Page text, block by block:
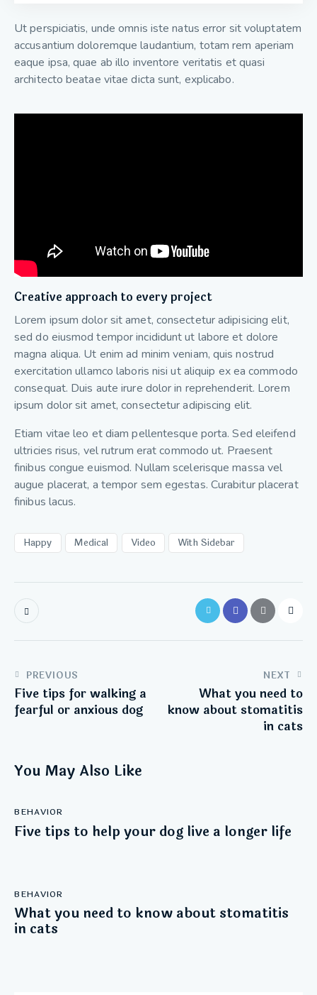
Ut perspiciatis, unde omnis iste natus error sit voluptatem
accusantium doloremque laudantium, totam rem aperiam
eaque ipsa, quae ab illo inventore veritatis et quasi
architecto beatae vitae dicta sunt, explicabo.
Creative approach to every project
Lorem ipsum dolor sit amet, consectetur adipisicing elit,
sed do eiusmod tempor incididunt ut labore et dolore
magna aliqua. Ut enim ad minim veniam, quis nostrud
exercitation ullamco laboris nisi ut aliquip ex ea commodo
consequat. Duis aute irure dolor in reprehenderit. Lorem
ipsum dolor sit amet, consectetur adipiscing elit.
Etiam vitae leo et diam pellentesque porta. Sed eleifend
ultricies risus, vel rutrum erat commodo ut. Praesent
finibus congue euismod. Nullam scelerisque massa vel
augue placerat, a tempor sem egestas. Curabitur placerat
finibus lacus.
Happy Medical Video With Sidebar
PREVIOUS
Five tips for walking a
fearful or anxious dog
NEXT
What you need to
know about stomatitis
in cats
You May Also Like
BEHAVIOR
Five tips to help your dog live a longer life
BEHAVIOR
What you need to know about stomatitis
in cats